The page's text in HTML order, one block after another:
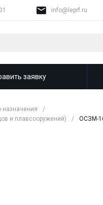
info@leprf.ru
заявку
назначения
/
и плавсооружений)
/ ОСЗМ-